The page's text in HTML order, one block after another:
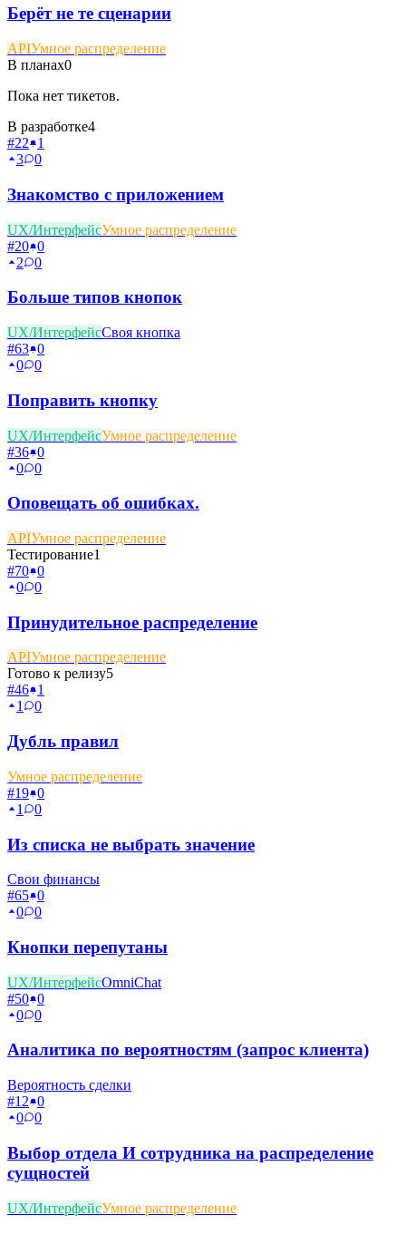
Берёт не те сценарии
APIУмное распределение
В планах0
Пока нет тикетов.
В разработке4
#22
1
3
0
Знакомство с приложением
UX/ИнтерфейсУмное распределение
#20 0
2
0
Больше типов кнопок
UX/ИнтерфейсСвоя кнопка
#63 0
0
0
Поправить кнопку
UX/ИнтерфейсУмное распределение
#36 0
0
0
Оповещать об ошибках.
APIУмное распределение
Тестирование1
#70 0
0
0
Принудительное распределение
APIУмное распределение
Готово к релизу5
#46 1
1
0
Дубль правил
Умное распределение
#19 0
1
0
Из списка не выбрать значение
Свои финансы
#65 0
0
0
Кнопки перепутаны
UX/ИнтерфейсOmniChat
#50 0
0
0
Аналитика по вероятностям (запрос клиента)
Вероятность сделки
#12 0
0
0
Выбор отдела И сотрудника на распределение
сущностей
UX/ИнтерфейсУмное распределение